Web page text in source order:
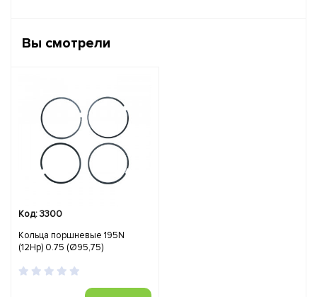
Вы смотрели
Код: 3300
Кольца поршневые 195N
(12Hp) 0.75 (Ø95,75)